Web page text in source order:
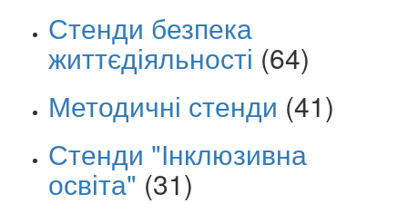
Стенди безпека
життєдіяльності (64)
Методичні стенди (41)
Стенди "Інклюзивна
освіта" (31)